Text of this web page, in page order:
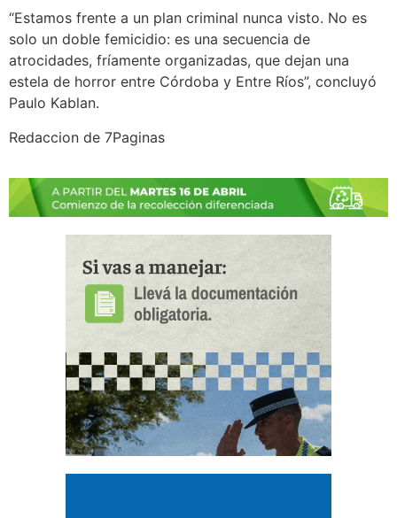
“Estamos frente a un plan criminal nunca visto. No es
solo un doble femicidio: es una secuencia de
atrocidades, fríamente organizadas, que dejan una
estela de horror entre Córdoba y Entre Ríos”, concluyó
Paulo Kablan.
Redaccion de 7Paginas